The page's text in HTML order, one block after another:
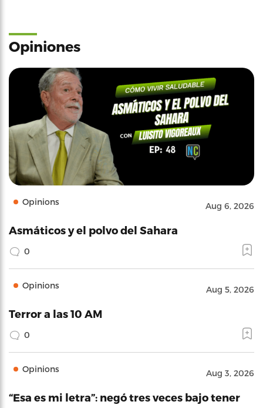
Opiniones
Opinions Aug 6, 2026
Asmáticos y el polvo del Sahara
0
Opinions Aug 5, 2026
Terror a las 10 AM
0
Opinions Aug 3, 2026
“Esa es mi letra”: negó tres veces bajo tener